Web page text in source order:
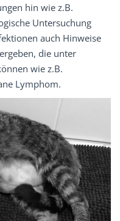
hin wie z.B.
Untersuchung
auch Hinweise
die unter
wie z.B.
Lymphom.